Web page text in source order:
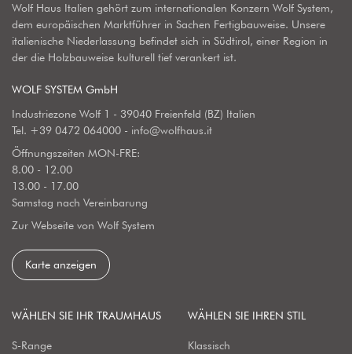
Wolf Haus Italien gehört zum internationalen Konzern Wolf System,
dem europäischen Marktführer in Sachen Fertigbauweise. Unsere
italienische Niederlassung befindet sich in Südtirol, einer Region in
der die Holzbauweise kulturell tief verankert ist.
WOLF SYSTEM GmbH
Industriezone Wolf 1 - 39040 Freienfeld (BZ) Italien
Tel. +39 0472 064000 - info@wolfhaus.it
Öffnungszeiten MON-FRE:
8.00 - 12.00
13.00 - 17.00
Samstag nach Vereinbarung
Zur Webseite von Wolf System
Karte anzeigen
WÄHLEN SIE IHR TRAUMHAUS
S-Range
WÄHLEN SIE IHREN STIL
Klassisch